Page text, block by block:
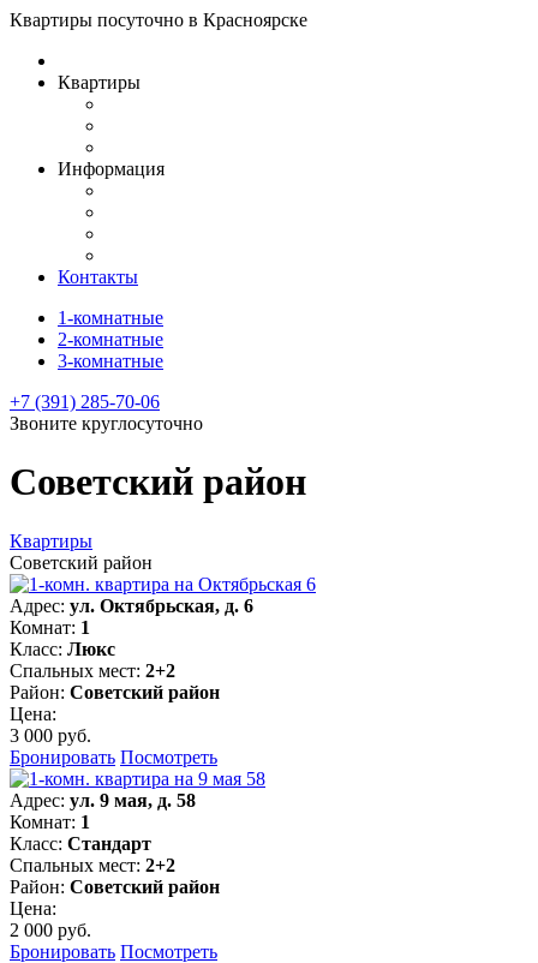
Квартиры посуточно в Красноярске
Квартиры
Информация
Контакты
1-комнатные
2-комнатные
3-комнатные
‭+7 (391) ‭285-70-06‬‬
Звоните круглосуточно
Советский район
Квартиры
Советский район
Адрес: ул. Октябрьская, д. 6
Комнат: 1
Класс: Люкс
Спальных мест: 2+2
Район: Советский район
Цена:
3 000 руб.
Бронировать Посмотреть
Адрес: ул. 9 мая, д. 58
Комнат: 1
Класс: Стандарт
Спальных мест: 2+2
Район: Советский район
Цена:
2 000 руб.
Бронировать Посмотреть